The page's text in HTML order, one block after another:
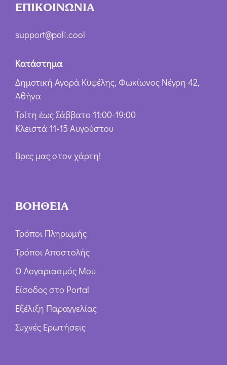
ΕΠΙΚΟΙΝΩΝΙΑ
support@poli.cool
Κατάστημα
Δημοτική Αγορά Κυψέλης, Φωκίωνος Νέγρη 42,
Αθήνα
Τρίτη έως Σάββατο 11:00-19:00
Κλειστά 11-15 Αυγούστου
Βρες μας στον χάρτη!
ΒΟΗΘΕΙΑ
Τρόποι Πληρωμής
Τρόποι Αποστολής
Ο Λογαριασμός Μου
Είσοδος στο Portal
Εξέλιξη Παραγγελίας
Συχνές Ερωτήσεις